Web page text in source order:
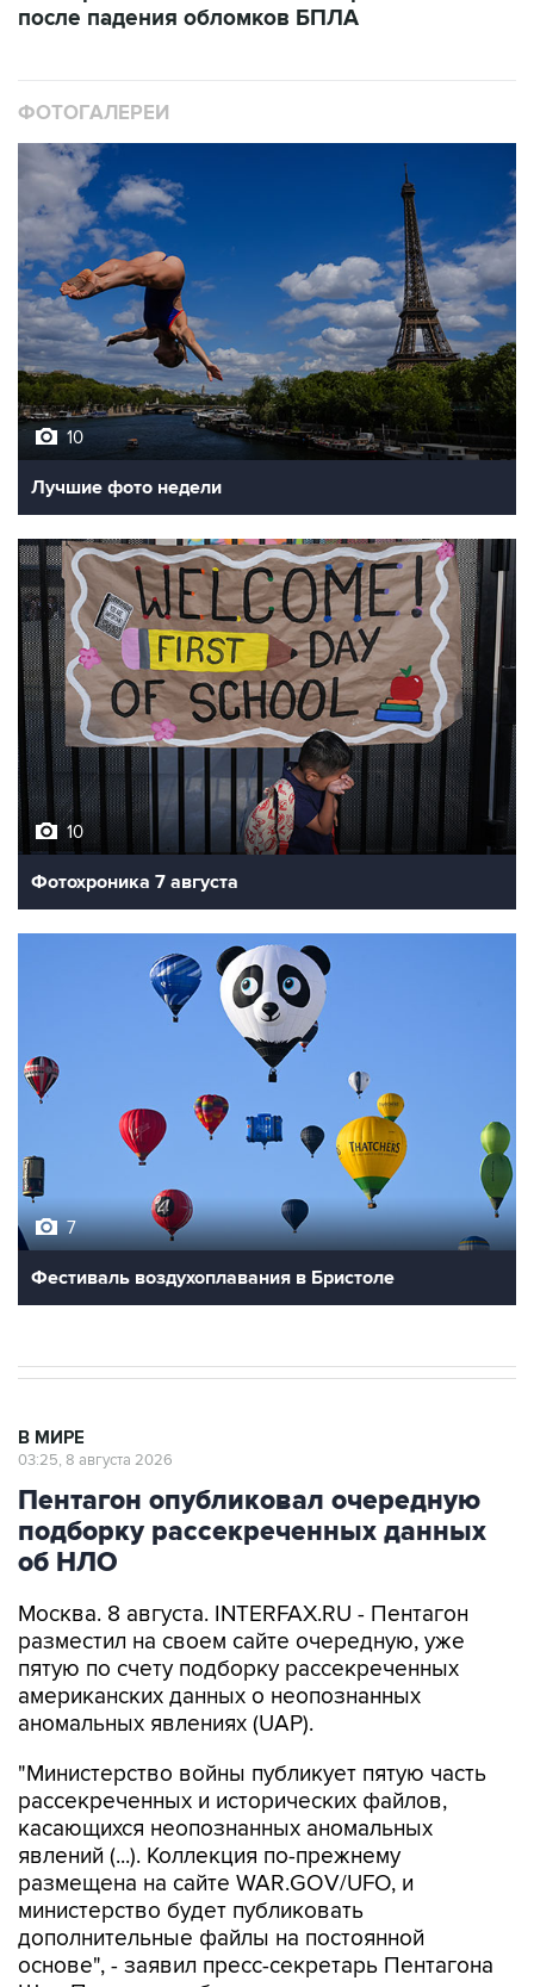
10
Лучшие фото недели
10
Фотохроника 7 августа
Фестиваль воздухоплавания в Бристоле
Пентагон опубликовал очередную
подборку рассекреченных данных
об НЛО
Москва. 8 августа. INTERFAX.RU - Пентагон
пятую по счету подборку рассекреченных
американских данных о неопознанных
аномальных явлениях (UAP).
"Министерство войны публикует пятую часть
касающихся неопознанных аномальных
явлений (...). Коллекция по-прежнему
размещена на сайте WAR.GOV/UFO, и
министерство будет публиковать
дополнительные файлы на постоянной
основе", - заявил пресс-секретарь Пентагона
Шон Парнелл, добавив, что уже ведется
работа над следующей подборкой.